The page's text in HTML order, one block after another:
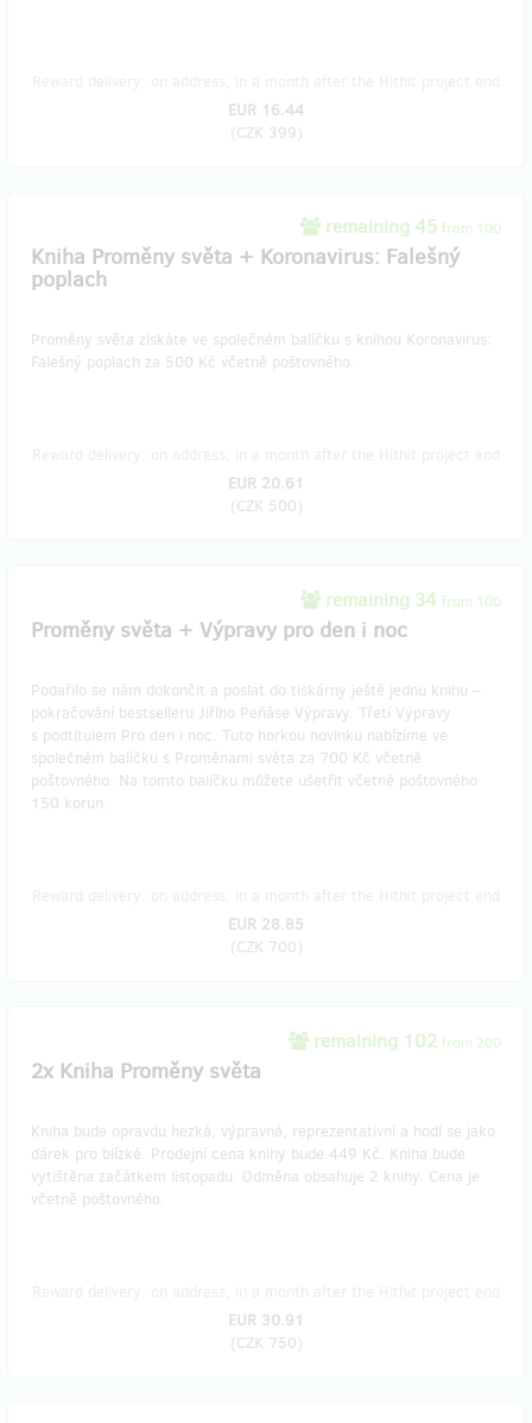
EUR 16.44
(CZK 399)
remaining 45 from 100
Kniha Proměny světa + Koronavirus: Falešný
poplach
Proměny světa získáte ve společném balíčku s knihou Koronavirus:
Falešný poplach za 500 Kč včetně poštovného.
EUR 20.61
(CZK 500)
remaining 34 from 100
Proměny světa + Výpravy pro den i noc
Podařilo se nám dokončit a poslat do tiskárny ještě jednu knihu –
pokračování bestselleru Jiřího Peňáse Výpravy. Třetí Výpravy
s podtitulem Pro den i noc. Tuto horkou novinku nabízíme ve
společném balíčku s Proměnami světa za 700 Kč včetně
poštovného. Na tomto balíčku můžete ušetřit včetně poštovného
150 korun.
EUR 28.85
(CZK 700)
remaining 102 from 200
2x Kniha Proměny světa
Kniha bude opravdu hezká, výpravná, reprezentativní a hodí se jako
dárek pro blízké. Prodejní cena knihy bude 449 Kč. Kniha bude
vytištěna začátkem listopadu. Odměna obsahuje 2 knihy. Cena je
včetně poštovného.
EUR 30.91
(CZK 750)